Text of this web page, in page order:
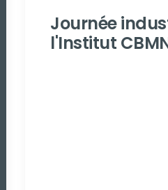
Journée
l'Institut